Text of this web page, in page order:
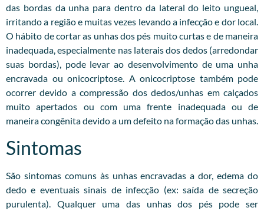
das bordas da unha para dentro da lateral do leito ungueal,
irritando a região e muitas vezes levando a infecção e dor local.
O hábito de cortar as unhas dos pés muito curtas e de maneira
inadequada, especialmente nas laterais dos dedos (arredondar
suas bordas), pode levar ao desenvolvimento de uma unha
encravada ou onicocriptose. A onicocriptose também pode
ocorrer devido a compressão dos dedos/unhas em calçados
muito apertados ou com uma frente inadequada ou de
maneira congênita devido a um defeito na formação das unhas.
Sintomas
São sintomas comuns às unhas encravadas a dor, edema do
dedo e eventuais sinais de infecção (ex: saída de secreção
purulenta). Qualquer uma das unhas dos pés pode ser